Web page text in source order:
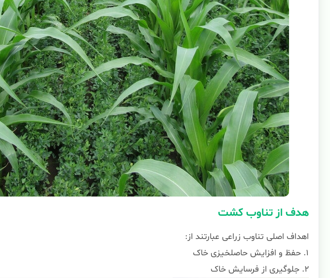
هدف از تناوب کشت
اهداف اصلی تناوب زراعی عبارتند از:
۱. حفظ و افزایش حاصلخیزی خاک
۲. جلوگیری از فرسایش خاک